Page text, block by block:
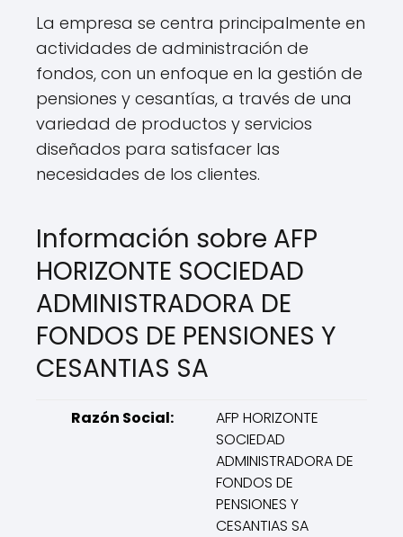
La empresa se centra principalmente en
actividades de administración de
fondos, con un enfoque en la gestión de
pensiones y cesantías, a través de una
variedad de productos y servicios
diseñados para satisfacer las
necesidades de los clientes.
Información sobre AFP
HORIZONTE SOCIEDAD
ADMINISTRADORA DE
FONDOS DE PENSIONES Y
CESANTIAS SA
Razón Social:
AFP HORIZONTE
SOCIEDAD
ADMINISTRADORA DE
FONDOS DE
PENSIONES Y
CESANTIAS SA